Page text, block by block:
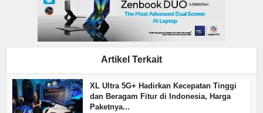
Artikel Terkait
XL Ultra 5G+ Hadirkan Kecepatan Tinggi
dan Beragam Fitur di Indonesia, Harga
Paketnya...